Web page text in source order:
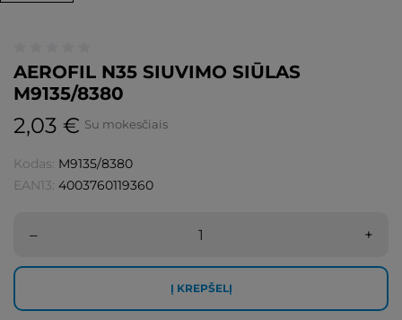
AEROFIL N35 SIUVIMO SIŪLAS
M9135/8380
2,03 € Su mokesčiais
Kodas: M9135/8380
EAN13: 4003760119360
– +
Į KREPŠELĮ